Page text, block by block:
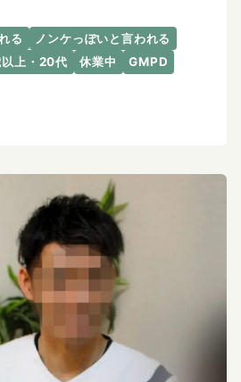
る
ノンケっぽいと言われる
上・20代 休業中
GMPD